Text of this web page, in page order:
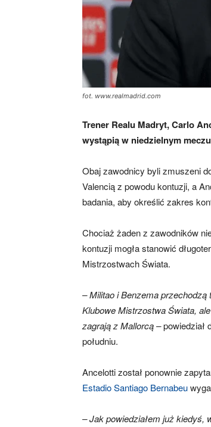
fot. www.realmadrid.com
Trener Realu Madryt, Carlo
wystąpią w niedzielnym
Obaj zawodnicy byli zmuszeni
Valencią z powodu kontuzji, a
badania, aby określić zakres
Chociaż żaden z zawodników
kontuzji mogła stanowić
Mistrzostwach Świata.
– Militao i Benzema
Klubowe Mistrzostwa Świata,
zagrają z Mallorcą –powiedział
południu.
Ancelotti został ponownie
Estadio Santiago Bernabeu
– Jak powiedziałem już